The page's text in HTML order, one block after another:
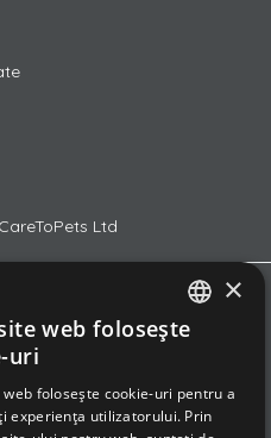
Ltd
noastră
DOGINNI.cz
ROMANIAN
HUNGARIAN
×
web folosește
uri
folosește cookie-uri pentru a
experiența utilizatorului. Prin